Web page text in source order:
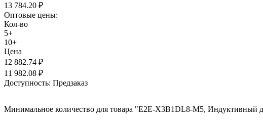
13 784.20 ₽
Оптовые цены:
Кол-во
5+
10+
Цена
12 882.74 ₽
11 982.08 ₽
Доступность: Предзаказ
Минимальное количество для товара "E2E-X3B1DL8-M5,